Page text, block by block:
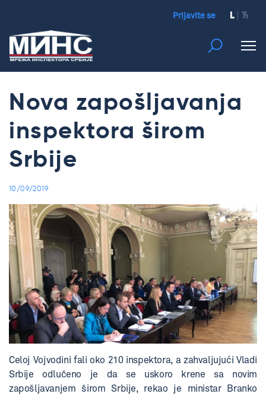
Prijavite se L Ћ
Nova zapošljavanja
inspektora širom
Srbije
10/09/2019
Celoj Vojvodini fali oko 210 inspektora, a zahvaljujući Vladi
Srbije odlučeno je da se uskoro krene sa novim
zapošljavanjem širom Srbije, rekao je ministar Branko